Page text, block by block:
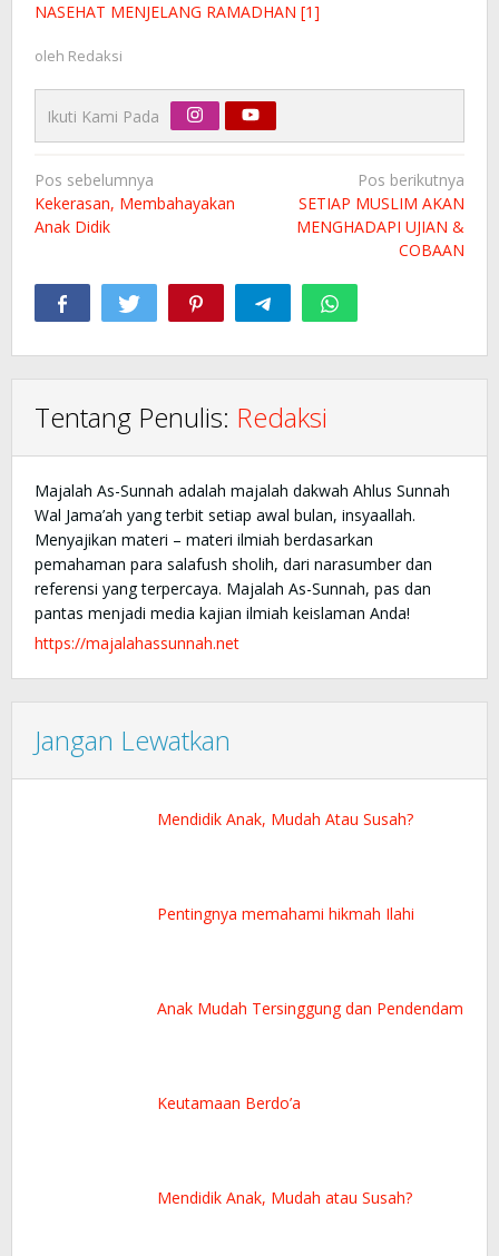
NASEHAT MENJELANG RAMADHAN [1]
oleh Redaksi
Ikuti Kami Pada
Navigasi
pos
Pos sebelumnya
Kekerasan, Membahayakan
Anak Didik
Pos berikutnya
SETIAP MUSLIM AKAN
MENGHADAPI UJIAN &
COBAAN
Tentang Penulis: Redaksi
Majalah As-Sunnah adalah majalah dakwah Ahlus Sunnah
Wal Jama’ah yang terbit setiap awal bulan, insyaallah.
Menyajikan materi – materi ilmiah berdasarkan
pemahaman para salafush sholih, dari narasumber dan
referensi yang terpercaya. Majalah As-Sunnah, pas dan
pantas menjadi media kajian ilmiah keislaman Anda!
https://majalahassunnah.net
Jangan Lewatkan
Mendidik Anak, Mudah Atau Susah?
Pentingnya memahami hikmah Ilahi
Anak Mudah Tersinggung dan Pendendam
Keutamaan Berdo’a
Mendidik Anak, Mudah atau Susah?